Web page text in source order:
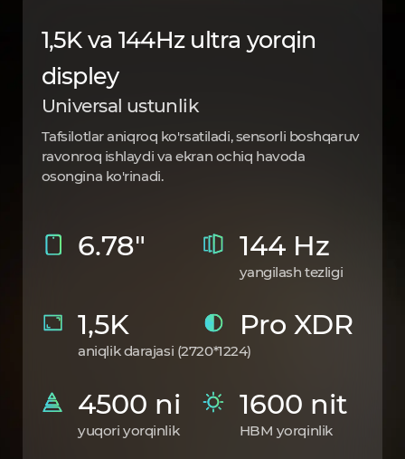
1,5K va 144Hz ultra yorqin
displey
Universal ustunlik
Tafsilotlar aniqroq ko'rsatiladi, sensorli boshqaruv
ravonroq ishlaydi va ekran ochiq havoda
osongina ko'rinadi.
6.78" 144 Hz
yangilash tezligi
1,5K
aniqlik darajasi (2720*1224)
Pro XDR
4500 ni
yuqori yorqinlik
1600 nit
HBM yorqinlik